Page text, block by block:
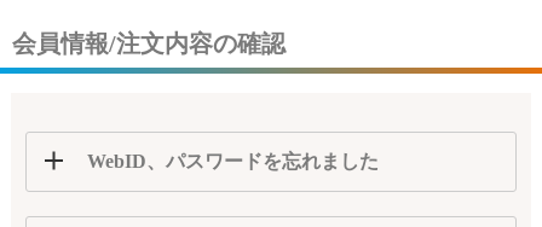
会員情報/注文内容の確認
WebID、パスワードを忘れました